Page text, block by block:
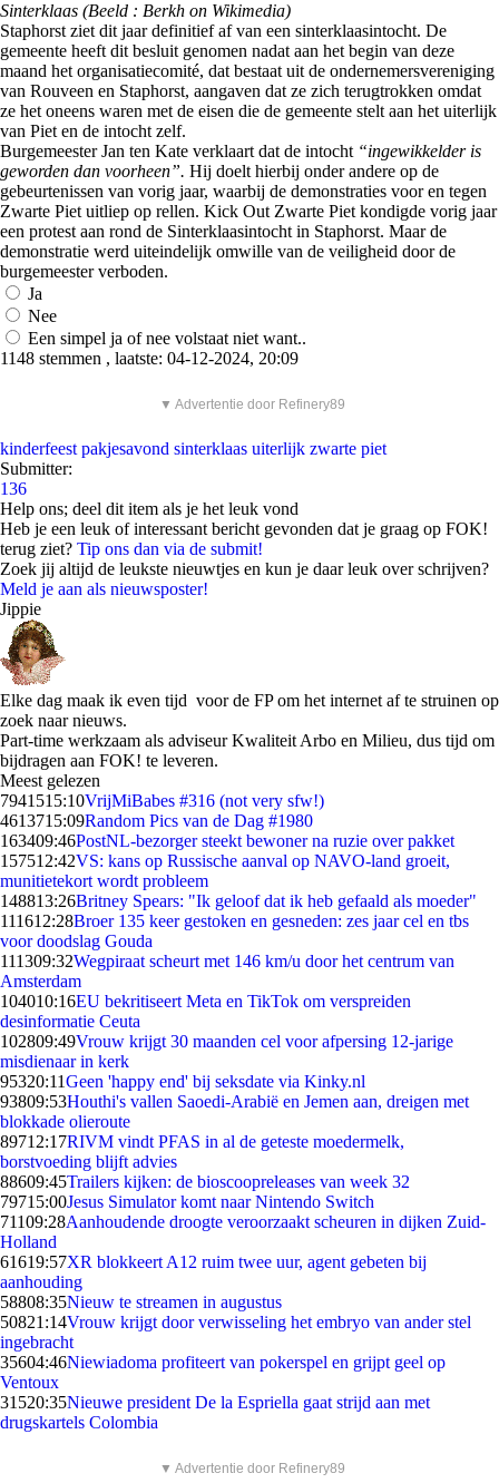
Sinterklaas (Beeld : Berkh on Wikimedia)
Staphorst ziet dit jaar definitief af van een sinterklaasintocht. De
gemeente heeft dit besluit genomen nadat aan het begin van deze
maand het organisatiecomité, dat bestaat uit de ondernemersvereniging
van Rouveen en Staphorst, aangaven dat ze zich terugtrokken omdat
ze het oneens waren met de eisen die de gemeente stelt aan het uiterlijk
van Piet en de intocht zelf.
Burgemeester Jan ten Kate verklaart dat de intocht “ingewikkelder is
geworden dan voorheen”. Hij doelt hierbij onder andere op de
gebeurtenissen van vorig jaar, waarbij de demonstraties voor en tegen
Zwarte Piet uitliep op rellen. Kick Out Zwarte Piet kondigde vorig jaar
een protest aan rond de Sinterklaasintocht in Staphorst. Maar de
demonstratie werd uiteindelijk omwille van de veiligheid door de
burgemeester verboden.
Ja
Nee
Een simpel ja of nee volstaat niet want..
1148 stemmen , laatste: 04-12-2024, 20:09
▼ Advertentie door Refinery89
kinderfeest pakjesavond sinterklaas uiterlijk zwarte piet
Submitter:
136
Help ons; deel dit item als je het leuk vond
Heb je een leuk of interessant bericht gevonden dat je graag op FOK!
terug ziet? Tip ons dan via de submit!
Zoek jij altijd de leukste nieuwtjes en kun je daar leuk over schrijven?
Meld je aan als nieuwsposter!
Jippie
Elke dag maak ik even tijd voor de FP om het internet af te struinen op
zoek naar nieuws.
Part-time werkzaam als adviseur Kwaliteit Arbo en Milieu, dus tijd om
bijdragen aan FOK! te leveren.
Meest gelezen
7941515:10VrijMiBabes #316 (not very sfw!)
4613715:09Random Pics van de Dag #1980
163409:46PostNL-bezorger steekt bewoner na ruzie over pakket
157512:42VS: kans op Russische aanval op NAVO-land groeit,
munitietekort wordt probleem
148813:26Britney Spears: "Ik geloof dat ik heb gefaald als moeder"
111612:28Broer 135 keer gestoken en gesneden: zes jaar cel en tbs
voor doodslag Gouda
111309:32Wegpiraat scheurt met 146 km/u door het centrum van
Amsterdam
104010:16EU bekritiseert Meta en TikTok om verspreiden
desinformatie Ceuta
102809:49Vrouw krijgt 30 maanden cel voor afpersing 12-jarige
misdienaar in kerk
95320:11Geen 'happy end' bij seksdate via Kinky.nl
93809:53Houthi's vallen Saoedi-Arabië en Jemen aan, dreigen met
blokkade olieroute
89712:17RIVM vindt PFAS in al de geteste moedermelk,
borstvoeding blijft advies
88609:45Trailers kijken: de bioscoopreleases van week 32
79715:00Jesus Simulator komt naar Nintendo Switch
71109:28Aanhoudende droogte veroorzaakt scheuren in dijken Zuid-
Holland
61619:57XR blokkeert A12 ruim twee uur, agent gebeten bij
aanhouding
58808:35Nieuw te streamen in augustus
50821:14Vrouw krijgt door verwisseling het embryo van ander stel
ingebracht
35604:46Niewiadoma profiteert van pokerspel en grijpt geel op
Ventoux
31520:35Nieuwe president De la Espriella gaat strijd aan met
drugskartels Colombia
▼ Advertentie door Refinery89